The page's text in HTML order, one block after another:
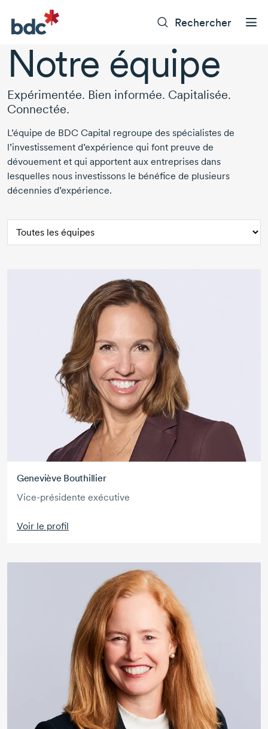
Rechercher
Notre équipe
Expérimentée. Bien informée. Capitalisée.
Connectée.
L’équipe de BDC Capital regroupe des spécialistes de
l’investissement d’expérience qui font preuve de
dévouement et qui apportent aux entreprises dans
lesquelles nous investissons le bénéfice de plusieurs
décennies d’expérience.
Geneviève Bouthillier
Vice-présidente exécutive
Voir le profil